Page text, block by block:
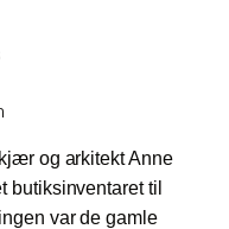
og arkitekt Anne
butiksinventaret til
var de gamle